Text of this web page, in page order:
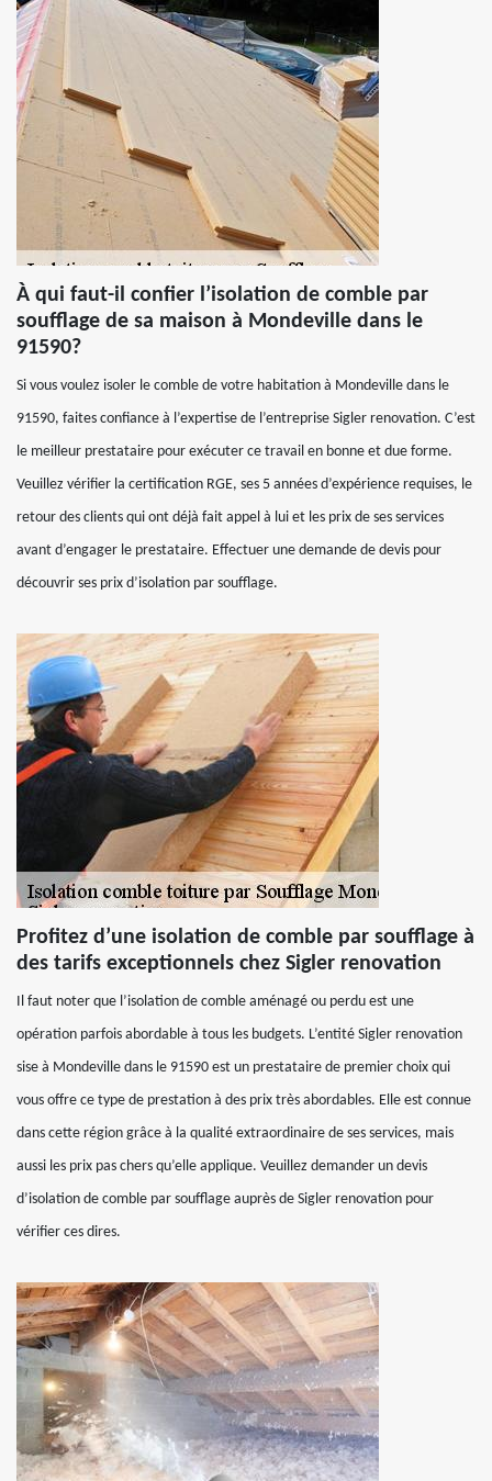
À qui faut-il confier l’isolation de comble par
soufflage de sa maison à Mondeville dans le
91590?
Si vous voulez isoler le comble de votre habitation à Mondeville dans le
91590, faites confiance à l’expertise de l’entreprise Sigler renovation. C’est
le meilleur prestataire pour exécuter ce travail en bonne et due forme.
Veuillez vérifier la certification RGE, ses 5 années d’expérience requises, le
retour des clients qui ont déjà fait appel à lui et les prix de ses services
avant d’engager le prestataire. Effectuer une demande de devis pour
découvrir ses prix d’isolation par soufflage.
Profitez d’une isolation de comble par soufflage à
des tarifs exceptionnels chez Sigler renovation
Il faut noter que l’isolation de comble aménagé ou perdu est une
opération parfois abordable à tous les budgets. L’entité Sigler renovation
sise à Mondeville dans le 91590 est un prestataire de premier choix qui
vous offre ce type de prestation à des prix très abordables. Elle est connue
dans cette région grâce à la qualité extraordinaire de ses services, mais
aussi les prix pas chers qu’elle applique. Veuillez demander un devis
d’isolation de comble par soufflage auprès de Sigler renovation pour
vérifier ces dires.